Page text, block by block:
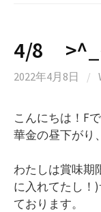
4/8
2022年4月8日 /
こんにちは！F
華金の昼下がり
わたしは賞味期
に入れてたし！
ております。